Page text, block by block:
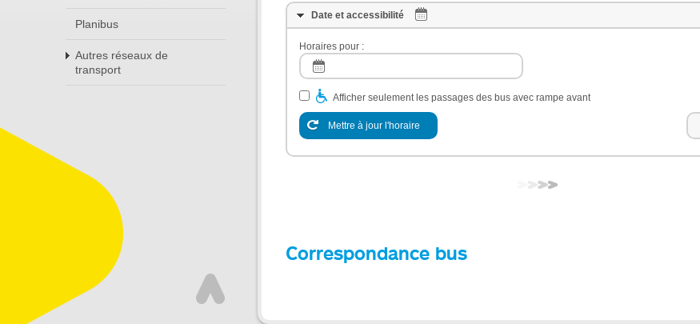
Planibus
Autres réseaux de
transport
Date et accessibilité
Horaires pour :
Afficher seulement les passages des bus avec rampe avant
Mettre à jour l'horaire
Correspondance bus